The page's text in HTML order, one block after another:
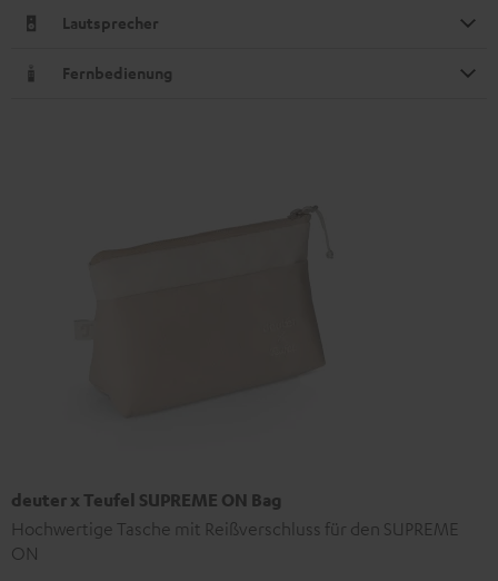
Lautsprecher
Fernbedienung
deuter x Teufel SUPREME ON Bag
Hochwertige Tasche mit Reißverschluss für den SUPREME
ON